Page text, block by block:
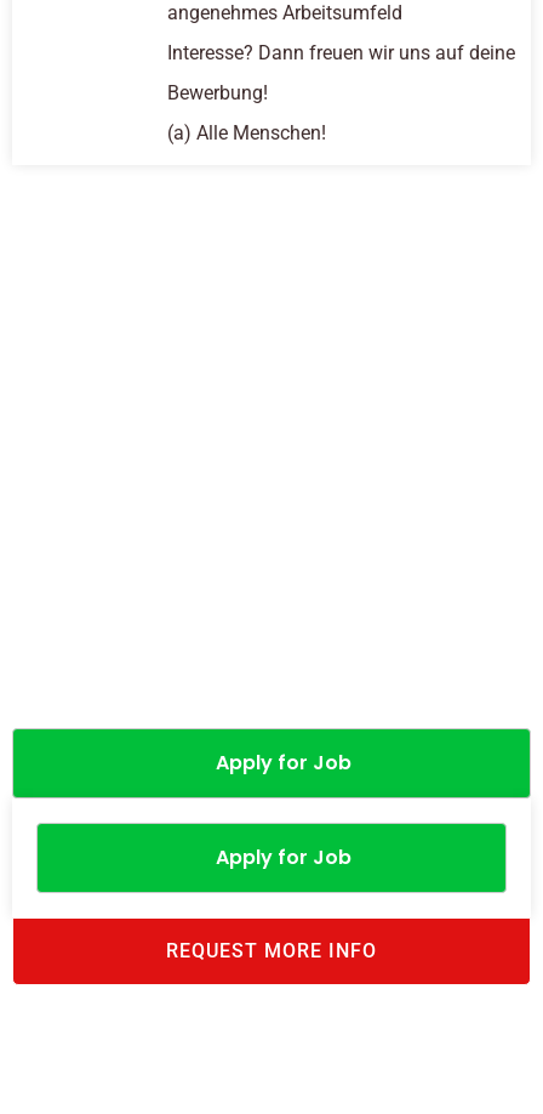
angenehmes Arbeitsumfeld
Interesse? Dann freuen wir uns auf deine
Bewerbung!
(a) Alle Menschen!
Apply for Job
Apply for Job
REQUEST MORE INFO